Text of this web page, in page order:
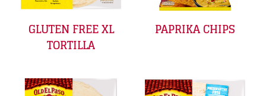
GLUTEN FREE XL
TORTILLA
PAPRIKA CHIPS